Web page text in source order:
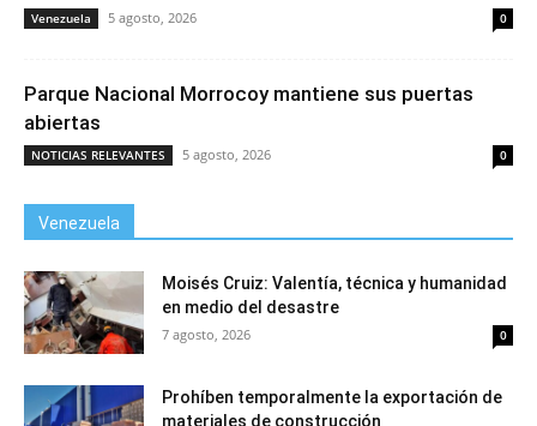
Venezuela 5 agosto, 2026 0
Parque Nacional Morrocoy mantiene sus puertas
abiertas
NOTICIAS RELEVANTES 5 agosto, 2026 0
Venezuela
Moisés Cruiz: Valentía, técnica y humanidad
en medio del desastre
7 agosto, 2026 0
Prohíben temporalmente la exportación de
materiales de construcción